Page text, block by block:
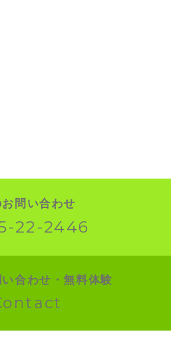
問い合わせ
22-2446
合わせ・無料体験